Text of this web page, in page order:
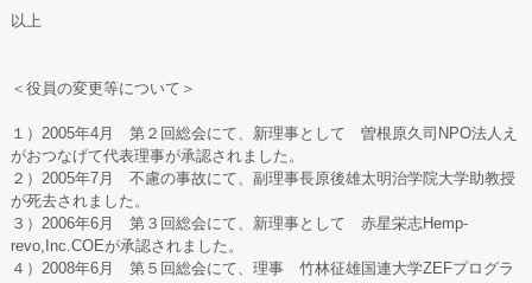
以上
＜役員の変更等について＞
１）2005年4月 第２回総会にて、新理事として 曽根原久司NPO法人え
がおつなげて代表理事が承認されました。
２）2005年7月 不慮の事故にて、副理事長原後雄太明治学院大学助教授
が死去されました。
３）2006年6月 第３回総会にて、新理事として 赤星栄志Hemp-
revo,Inc.COEが承認されました。
４）2008年6月 第５回総会にて、理事 竹林征雄国連大学ZEFプログラ